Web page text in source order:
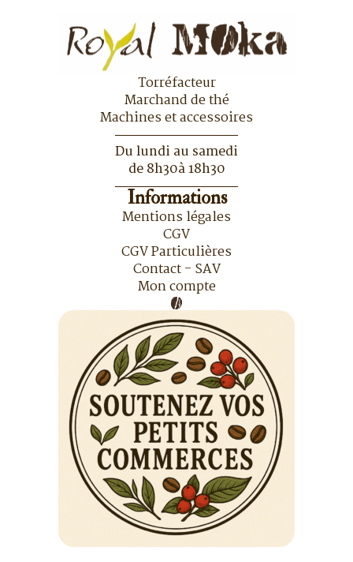
Torréfacteur
Marchand de thé
Machines et accessoires
Du lundi au samedi
de 8h30à 18h30
Informations
Mentions légales
CGV
CGV Particulières
Contact - SAV
Mon compte